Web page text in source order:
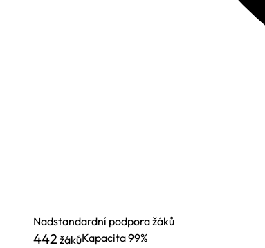
Nadstandardní podpora žáků
442 žákůKapacita99%